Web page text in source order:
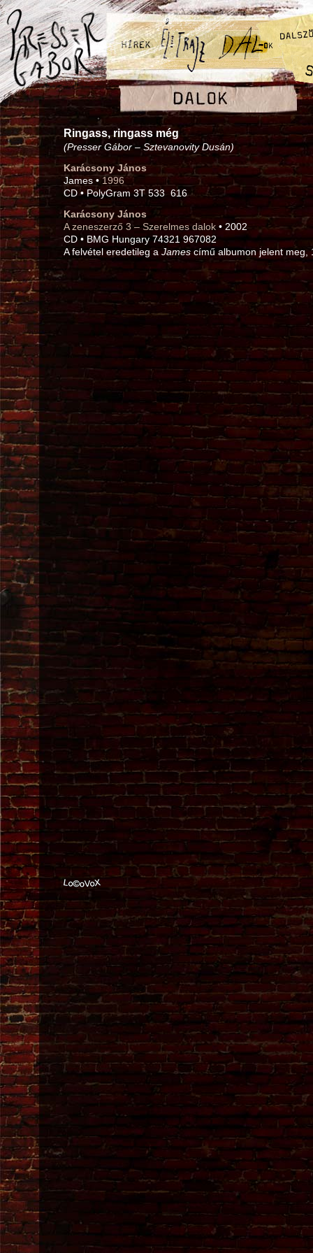
Ringass, ringass még
(Presser Gábor – Sztevanovity Dusán)
Karácsony János
James • 1996
CD • PolyGram 3T 533 616
Karácsony János
A zeneszerző 3 – Szerelmes dalok • 2002
CD • BMG Hungary 74321 967082
A felvétel eredetileg a James című albumon jelent meg,